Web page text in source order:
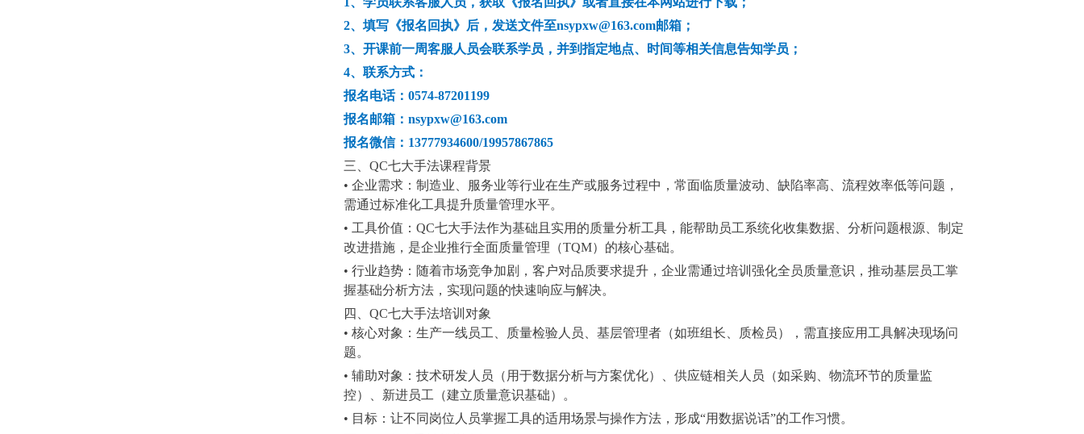
2、填写《报名回执》后，发送文件至nsypxw@163.com邮箱；
3、开课前一周客服人员会联系学员，并到指定地点、时间等相关信息告知学员；
4、联系方式：
报名电话：0574-87201199
报名邮箱：nsypxw@163.com
报名微信：13777934600/19957867865
三、QC七大手法课程背景
• 企业需求：制造业、服务业等行业在生产或服务过程中，常面临质量波动、缺陷率高、流程效率低等问题，
需通过标准化工具提升质量管理水平。
• 工具价值：QC七大手法作为基础且实用的质量分析工具，能帮助员工系统化收集数据、分析问题根源、制定
改进措施，是企业推行全面质量管理（TQM）的核心基础。
• 行业趋势：随着市场竞争加剧，客户对品质要求提升，企业需通过培训强化全员质量意识，推动基层员工掌
握基础分析方法，实现问题的快速响应与解决。
四、QC七大手法培训对象
• 核心对象：生产一线员工、质量检验人员、基层管理者（如班组长、质检员），需直接应用工具解决现场问
题。
• 辅助对象：技术研发人员（用于数据分析与方案优化）、供应链相关人员（如采购、物流环节的质量监
控）、新进员工（建立质量意识基础）。
• 目标：让不同岗位人员掌握工具的适用场景与操作方法，形成“用数据说话”的工作习惯。